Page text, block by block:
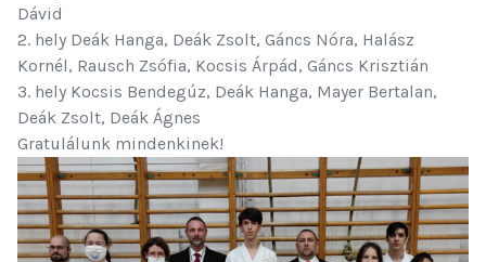
Dávid
2. hely Deák Hanga, Deák Zsolt, Gáncs Nóra, Halász
Kornél, Rausch Zsófia, Kocsis Árpád, Gáncs Krisztián
3. hely Kocsis Bendegúz, Deák Hanga, Mayer Bertalan,
Deák Zsolt, Deák Ágnes
Gratulálunk mindenkinek!